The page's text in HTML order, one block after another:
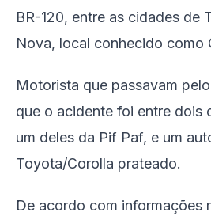
BR-120, entre as cidades de
Nova, local conhecido como
Motorista que passavam
que o acidente foi entre dois
um deles da Pif Paf, e um
Toyota/Corolla prateado.
De acordo com informações